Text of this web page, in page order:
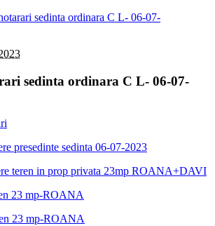
sedinta ordinara C L- 06-07-
presedinte sedinta 06-07-2023
teren in prop privata 23mp ROANA+DAVI
23 mp-ROANA
23 mp-ROANA